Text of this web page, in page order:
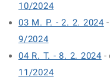
10/2024
03 M. P. - 2. 2. 2024
9/2024
04 R. T. - 8. 2. 2024 -
11/2024